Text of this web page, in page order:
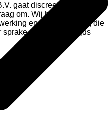
gaat discreet en volgens
om. Wij hechten veel
en communicatie, die
is van wederzijds